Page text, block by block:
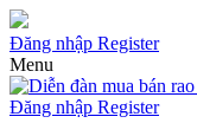
Đăng nhập Register
Menu
Đăng nhập Register